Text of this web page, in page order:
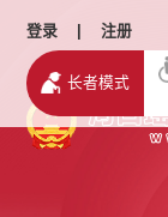
登录 | 注册
长者模式